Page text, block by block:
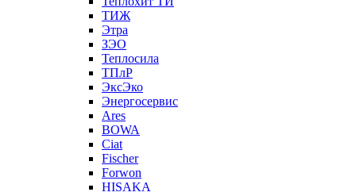
ТИЖ
Этра
ЗЭО
Теплосила
ТПлР
ЭксЭко
Энергосервис
Ares
BOWA
Ciat
Fischer
Forwon
HISAKA